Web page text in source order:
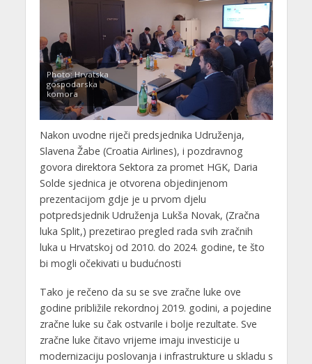
Photo: Hrvatska
gospodarska
komora
Nakon uvodne riječi predsjednika Udruženja,
Slavena Žabe (Croatia Airlines), i pozdravnog
govora direktora Sektora za promet HGK, Daria
Solde sjednica je otvorena objedinjenom
prezentacijom gdje je u prvom djelu
potpredsjednik Udruženja Lukša Novak, (Zračna
luka Split,) prezetirao pregled rada svih zračnih
luka u Hrvatskoj od 2010. do 2024. godine, te što
bi mogli očekivati u budućnosti
Tako je rečeno da su se sve zračne luke ove
godine približile rekordnoj 2019. godini, a pojedine
zračne luke su čak ostvarile i bolje rezultate. Sve
zračne luke čitavo vrijeme imaju investicije u
modernizaciju poslovanja i infrastrukture u skladu s